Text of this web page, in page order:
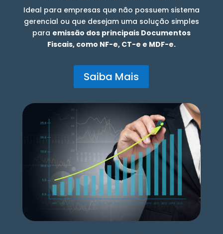
Ideal para empresas que não possuem sistema
gerencial ou que desejam uma solução simples
para emissão dos principais Documentos
Fiscais, como NF-e, CT-e e MDF-e.
Saiba Mais